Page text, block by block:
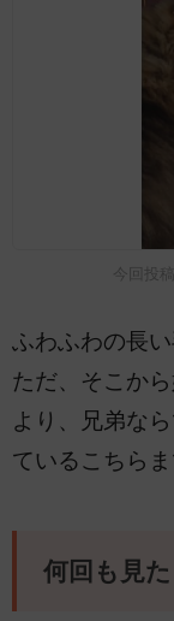
今回投
ふわふわの長
ただ、そこか
より、兄弟な
ているこちら
何回も見